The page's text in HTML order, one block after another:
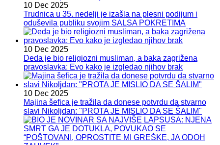
10 Dec 2025
Trudnica u 35. nedelji je izašla na plesni podijum i
oduševila publiku svojim SALSA POKRETIMA
10 Dec 2025
Deda je bio religiozni musliman, a baka zagrižena
pravoslavka: Evo kako je izgledao njihov brak
10 Dec 2025
Majina šefica je tražila da donese potvrdu da stvarno
slavi Nikoljdan: "PROTA JE MISLIO DA SE ŠALIM"